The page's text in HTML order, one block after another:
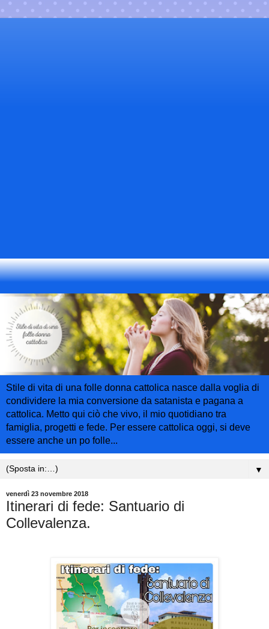
Stile di vita di una folle donna cattolica nasce dalla voglia di
condividere la mia conversione da satanista e pagana a
cattolica. Metto qui ciò che vivo, il mio quotidiano tra
famiglia, progetti e fede. Per essere cattolica oggi, si deve
essere anche un po folle...
▼
venerdì 23 novembre 2018
Itinerari di fede: Santuario di
Collevalenza.